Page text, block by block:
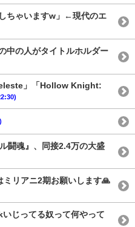
ちゃいますw」←現代のエ
中の人がタイトルホルダー
」「Hollow Knight:
闘魂』、同接2.4万の大盛
ミリアニ2期お願いします🙏
じってる奴って何やって